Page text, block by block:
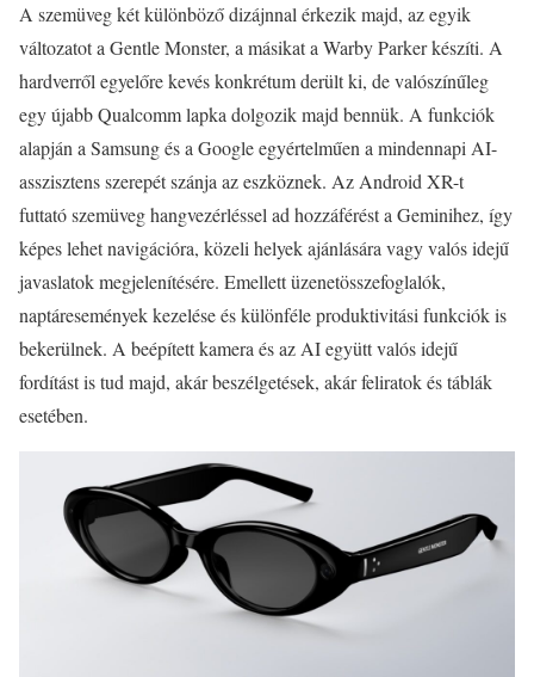
A szemüveg két különböző dizájnnal érkezik majd, az egyik
változatot a Gentle Monster, a másikat a Warby Parker készíti. A
hardverről egyelőre kevés konkrétum derült ki, de valószínűleg
egy újabb Qualcomm lapka dolgozik majd bennük. A funkciók
alapján a Samsung és a Google egyértelműen a mindennapi AI-
asszisztens szerepét szánja az eszköznek. Az Android XR-t
futtató szemüveg hangvezérléssel ad hozzáférést a Geminihez, így
képes lehet navigációra, közeli helyek ajánlására vagy valós idejű
javaslatok megjelenítésére. Emellett üzenetösszefoglalók,
naptáresemények kezelése és különféle produktivitási funkciók is
bekerülnek. A beépített kamera és az AI együtt valós idejű
fordítást is tud majd, akár beszélgetések, akár feliratok és táblák
esetében.